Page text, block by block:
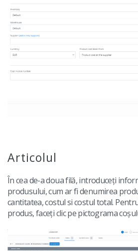
Articolul
În cea de-a doua filă, introduceți
produsului, cum ar fi denumirea
cantitatea, costul si costul total.
produs, faceți clic pe pictograma